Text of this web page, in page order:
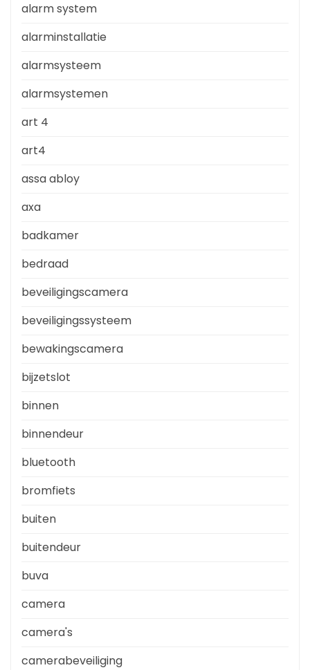
alarm system
alarminstallatie
alarmsysteem
alarmsystemen
art 4
art4
assa abloy
axa
badkamer
bedraad
beveiligingscamera
beveiligingssysteem
bewakingscamera
bijzetslot
binnen
binnendeur
bluetooth
bromfiets
buiten
buitendeur
buva
camera
camera's
camerabeveiliging